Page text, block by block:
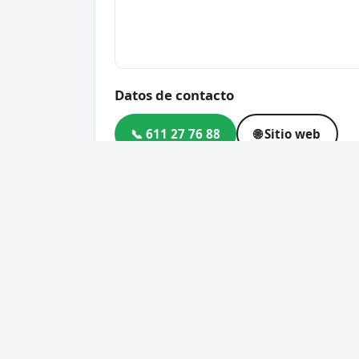
Datos de contacto
📞 611 27 76 88 🌐 Sitio web